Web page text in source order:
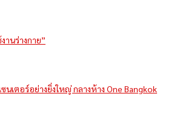
านร่างกาย”
เตอร์อย่างยิ่งใหญ่ กลางห้าง One Bangkok